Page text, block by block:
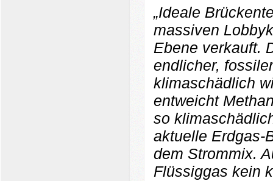
„Ideale
massiven
Ebene verkauft.
endlicher,
klimaschädlich
entweicht
so
aktuelle Erdgas-
dem Strommix.
Flüssiggas kein